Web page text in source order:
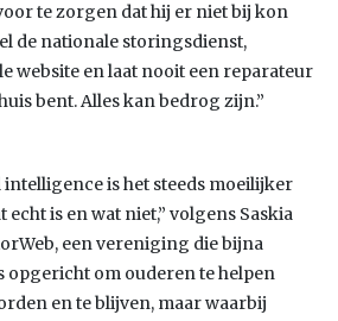
te zorgen dat hij er niet bij kon
de nationale storingsdienst,
website en laat nooit een reparateur
bent. Alles kan bedrog zijn.”
is het steeds moeilijker
is en wat niet,” volgens Saskia
een vereniging die bijna
opgericht om ouderen te helpen
en te blijven, maar waarbij